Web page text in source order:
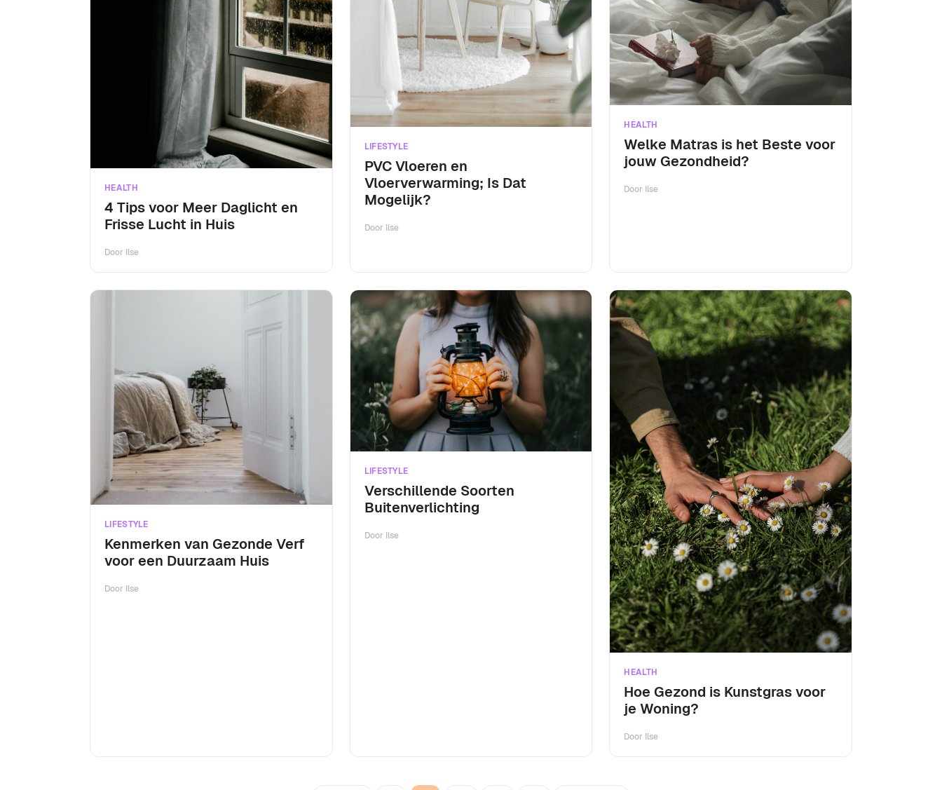
HEALTH
4 Tips voor Meer Daglicht en
Frisse Lucht in Huis
Door Ilse
LIFESTYLE
PVC Vloeren en
Vloerverwarming; Is Dat
Mogelijk?
Door Ilse
HEALTH
Welke Matras is het Beste voor
jouw Gezondheid?
Door Ilse
LIFESTYLE
Kenmerken van Gezonde Verf
voor een Duurzaam Huis
Door Ilse
LIFESTYLE
Verschillende Soorten
Buitenverlichting
Door Ilse
HEALTH
Hoe Gezond is Kunstgras voor
je Woning?
Door Ilse